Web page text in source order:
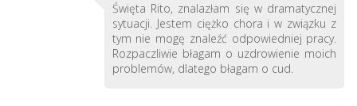
Święta Rito, znalazłam się w dramatycznej
sytuacji. Jestem ciężko chora i w związku z
tym nie mogę znaleźć odpowiedniej pracy.
Rozpaczliwie błagam o uzdrowienie moich
problemów, dlatego błagam o cud.